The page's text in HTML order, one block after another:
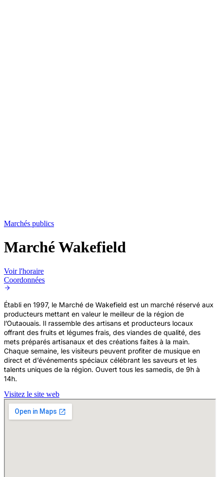
Marchés publics
Marché Wakefield
Voir l'horaire
Coordonnées
Établi en 1997, le Marché de Wakefield est un marché réservé aux
producteurs mettant en valeur le meilleur de la région de
l’Outaouais. Il rassemble des artisans et producteurs locaux
offrant des fruits et légumes frais, des viandes de qualité, des
mets préparés artisanaux et des créations faites à la main.
Chaque semaine, les visiteurs peuvent profiter de musique en
direct et d’événements spéciaux célébrant les saveurs et les
talents uniques de la région. Ouvert tous les samedis, de 9h à
14h.
Visitez le site web